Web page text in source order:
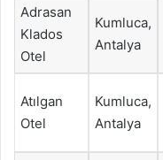
Adrasan
Klados
Otel
Kumluca,
Antalya
Atılgan
Otel
Kumluca,
Antalya